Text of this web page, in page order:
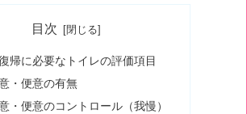
目次
帰に必要なトイレの評価項目
・便意の有無
・便意のコントロール（我慢）